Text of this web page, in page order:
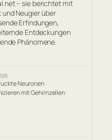
– sie berichtet mit
Neugier über
Erfindungen,
Entdeckungen
Phänomene.
Neuronen
mit Gehirnzellen